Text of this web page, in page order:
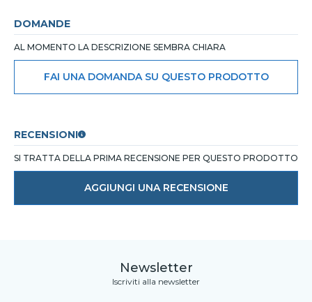
DOMANDE
AL MOMENTO LA DESCRIZIONE SEMBRA CHIARA
FAI UNA DOMANDA SU QUESTO PRODOTTO
RECENSIONI
SI TRATTA DELLA PRIMA RECENSIONE PER QUESTO PRODOTTO
AGGIUNGI UNA RECENSIONE
Newsletter
Iscriviti alla newsletter